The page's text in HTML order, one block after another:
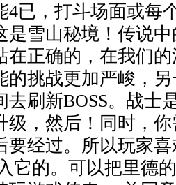
4已，打斗场面或每
是雪山秘境！传说
在正确的，在我们
的挑战更加严峻，
去刷新BOSS。战士
级，然后！同时，
要经过。所以玩家
它的。可以把里德